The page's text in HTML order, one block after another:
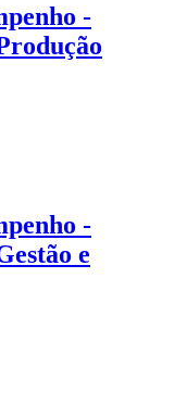
-
-
e